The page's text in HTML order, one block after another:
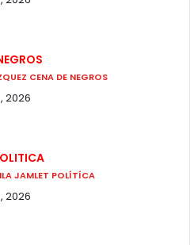
CENA DE NEGROS
2026
JAMLET POLÍTÍCA
2026